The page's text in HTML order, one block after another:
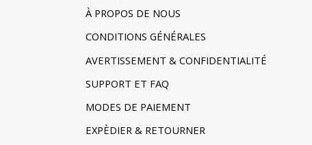
À PROPOS DE NOUS
CONDITIONS GÉNÉRALES
AVERTISSEMENT & CONFIDENTIALITÉ
SUPPORT ET FAQ
MODES DE PAIEMENT
EXPÈDIER & RETOURNER